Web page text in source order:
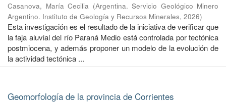
Casanova, María Cecilia (Argentina. Servicio Geológico Minero
Argentino. Instituto de Geología y Recursos Minerales, 2026)
Esta investigación es el resultado de la iniciativa de verificar que
la faja aluvial del río Paraná Medio está controlada por tectónica
postmiocena, y además proponer un modelo de la evolución de
la actividad tectónica ...
Geomorfología de la provincia de Corrientes